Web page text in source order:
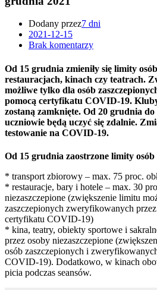
Dodany przez7 dni
2021-12-15
Brak komentarzy
Od 15 grudnia zmieniły się limity
restauracjach, kinach czy teatrach.
możliwe tylko dla osób
pomocą certyfikatu COVID-19.
zostaną zamknięte. Od 20 grudnia do
uczniowie będą uczyć się zdalnie.
testowanie na COVID-19.
Od 15 grudnia zaostrzone limity osób
* transport zbiorowy – max. 75 proc.
* restauracje, bary i hotele – max. 30
niezaszczepione (zwiększenie limitu
zaszczepionych zweryfikowanych
certyfikatu COVID-19)
* kina, teatry, obiekty sportowe i
przez osoby niezaszczepione
osób zaszczepionych i
COVID-19). Dodatkowo, w kinach
picia podczas seansów.